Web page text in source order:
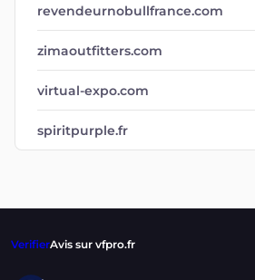
revendeurnobullfrance.com
zimaoutfitters.com
virtual-expo.com
spiritpurple.fr
VerifierAvis sur vfpro.fr